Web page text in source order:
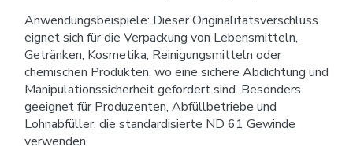
Anwendungsbeispiele: Dieser Originalitätsverschluss
eignet sich für die Verpackung von Lebensmitteln,
Getränken, Kosmetika, Reinigungsmitteln oder
chemischen Produkten, wo eine sichere Abdichtung und
Manipulationssicherheit gefordert sind. Besonders
geeignet für Produzenten, Abfüllbetriebe und
Lohnabfüller, die standardisierte ND 61 Gewinde
verwenden.